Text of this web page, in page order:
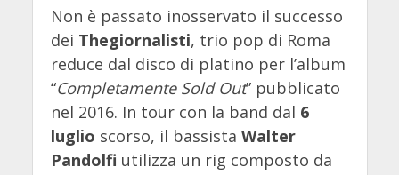
Non è passato inosservato il successo
dei Thegiornalisti, trio pop di Roma
reduce dal disco di platino per l’album
“Completamente Sold Out” pubblicato
nel 2016. In tour con la band dal 6
luglio scorso, il bassista Walter
Pandolfiutilizza un rig composto da